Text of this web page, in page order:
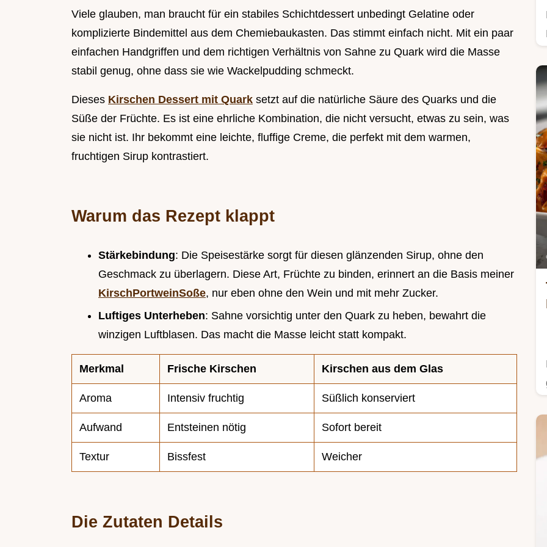
Viele glauben, man braucht für ein stabiles Schichtdessert unbedingt Gelatine oder
komplizierte Bindemittel aus dem Chemiebaukasten. Das stimmt einfach nicht. Mit ein paar
einfachen Handgriffen und dem richtigen Verhältnis von Sahne zu Quark wird die Masse
stabil genug, ohne dass sie wie Wackelpudding schmeckt.
Dieses Kirschen Dessert mit Quark setzt auf die natürliche Säure des Quarks und die
Süße der Früchte. Es ist eine ehrliche Kombination, die nicht versucht, etwas zu sein, was
sie nicht ist. Ihr bekommt eine leichte, fluffige Creme, die perfekt mit dem warmen,
fruchtigen Sirup kontrastiert.
Warum das Rezept klappt
Stärkebindung: Die Speisestärke sorgt für diesen glänzenden Sirup, ohne den
Geschmack zu überlagern. Diese Art, Früchte zu binden, erinnert an die Basis meiner
KirschPortweinSoße, nur eben ohne den Wein und mit mehr Zucker.
Luftiges Unterheben: Sahne vorsichtig unter den Quark zu heben, bewahrt die
winzigen Luftblasen. Das macht die Masse leicht statt kompakt.
Merkmal Frische Kirschen Kirschen aus dem Glas
Aroma Intensiv fruchtig Süßlich konserviert
Aufwand Entsteinen nötig Sofort bereit
Textur Bissfest Weicher
Die Zutaten Details